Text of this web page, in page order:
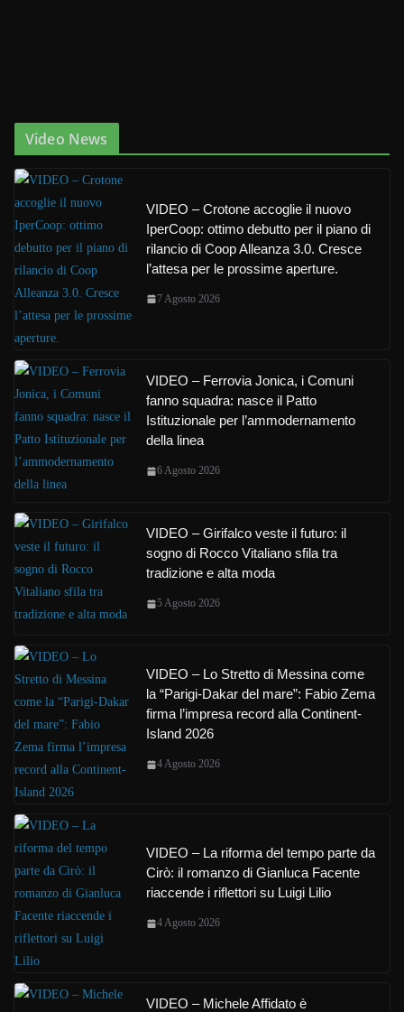
Video News
VIDEO – Crotone accoglie il nuovo
IperCoop: ottimo debutto per il piano di
rilancio di Coop Alleanza 3.0. Cresce
l’attesa per le prossime aperture.
7 Agosto 2026
VIDEO – Ferrovia Jonica, i Comuni
fanno squadra: nasce il Patto
Istituzionale per l’ammodernamento
della linea
6 Agosto 2026
VIDEO – Girifalco veste il futuro: il
sogno di Rocco Vitaliano sfila tra
tradizione e alta moda
5 Agosto 2026
VIDEO – Lo Stretto di Messina come
la “Parigi-Dakar del mare”: Fabio Zema
firma l’impresa record alla Continent-
Island 2026
4 Agosto 2026
VIDEO – La riforma del tempo parte da
Cirò: il romanzo di Gianluca Facente
riaccende i riflettori su Luigi Lilio
4 Agosto 2026
VIDEO – Michele Affidato è